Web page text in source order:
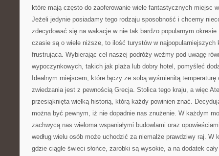
które mają często do zaoferowanie wiele fantastycznych miejsc
Jeżeli jedynie posiadamy tego rodzaju sposobność i chcemy
zdecydować się na wakacje w nie tak bardzo popularnym
czasie są o wiele niższe, to ilość turystów w najpopularniejszych
frustrująca. Wybierając cel naszej podróży weźmy pod uwagę
wypoczynkowych, takich jak plaża lub dobry hotel, pomyśleć
Idealnym miejscem, które łączy ze sobą wyśmienitą
zwiedzania jest z pewnością Grecja. Stolica tego kraju, a więc
przesiąknięta wielką historią, którą każdy powinien znać.
można być pewnym, iż nie dopadnie nas znużenie. W każdym
zachwycą nas wieloma wspaniałymi budowlami oraz
według wielu osób może uchodzić za niemalże prawdziwy raj. W
gdzie ciągle świeci słońce, zarobki są wysokie, a na dodatek